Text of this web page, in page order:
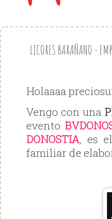
LICORES BARAÑANO -
Holaaaa
Vengo con una
evento
DONOSTIA, es
familiar de